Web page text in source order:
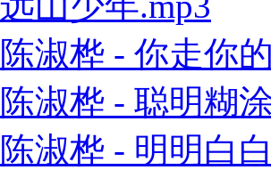
陈淑桦 - 你走你
陈淑桦 - 聪明糊
陈淑桦 - 明明白